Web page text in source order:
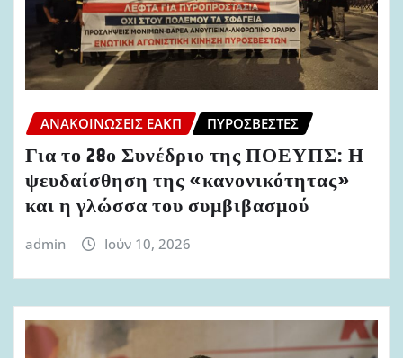
ΑΝΑΚΟΙΝΏΣΕΙΣ ΕΑΚΠ ΠΥΡΟΣΒΈΣΤΕΣ
Για το 28ο Συνέδριο της ΠΟΕΥΠΣ: Η
ψευδαίσθηση της «κανονικότητας»
και η γλώσσα του συμβιβασμού
admin Ιούν 10, 2026